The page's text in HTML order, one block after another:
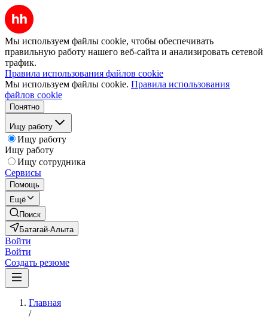
Мы используем файлы cookie, чтобы обеспечивать
правильную работу нашего веб-сайта и анализировать сетевой
трафик.
Правила использования файлов cookie
Мы используем файлы cookie. Правила использования
файлов cookie
Понятно
Ищу работу
Ищу работу
Ищу работу
Ищу сотрудника
Сервисы
Помощь
Ещё
Поиск
Батагай-Алыта
Войти
Войти
Создать резюме
Главная
/